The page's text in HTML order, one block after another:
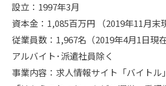
設立：1997年3月
資本金：1,085百万円 （2019年11月末
従業員数：1,967名（2019年4月1日現
アルバイト･派遣社員除く
事業内容：求人情報サイト「バイトル